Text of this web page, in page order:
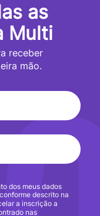
as
Multi
receber
mão.
dos meus dados
descrito na
a inscrição a
nas